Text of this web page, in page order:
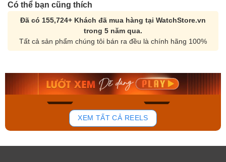
Có thể bạn cũng thích
Đã có 155,724+ Khách đã mua hàng tại WatchStore.vn
trong 5 năm qua.
Tất cả sản phẩm chúng tôi bán ra đều là chính hãng 100%
172
Orient Nam RA-
Mua ngay
Casio Nam MTS-
Mua ngay
XEM TẤT CẢ REELS